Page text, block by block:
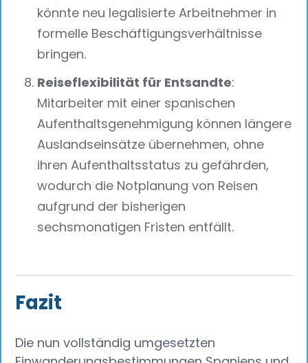
könnte neu legalisierte Arbeitnehmer in
formelle Beschäftigungsverhältnisse
bringen.
Reiseflexibilität für Entsandte:
Mitarbeiter mit einer spanischen
Aufenthaltsgenehmigung können längere
Auslandseinsätze übernehmen, ohne
ihren Aufenthaltsstatus zu gefährden,
wodurch die Notplanung von Reisen
aufgrund der bisherigen
sechsmonatigen Fristen entfällt.
Fazit‍
Die nun vollständig umgesetzten